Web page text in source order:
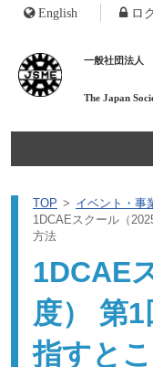
一般社団法人
The Japan
English ロ
TOP イベント・事
1DCAEスクール（
方法
1DCAE
度） 第
指すと